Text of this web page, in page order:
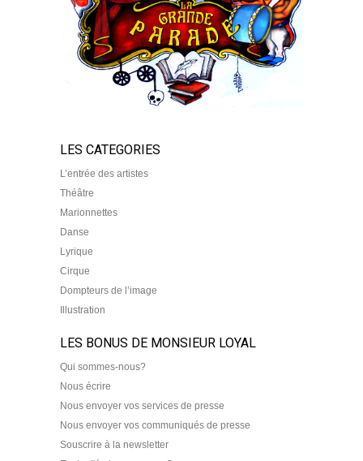
LES CATEGORIES
L’entrée des artistes
Théâtre
Marionnettes
Danse
Lyrique
Cirque
Dompteurs de l’image
Illustration
LES BONUS DE MONSIEUR LOYAL
Qui sommes-nous?
Nous écrire
Nous envoyer vos services de presse
Nous envoyer vos communiqués de presse
Souscrire à la newsletter